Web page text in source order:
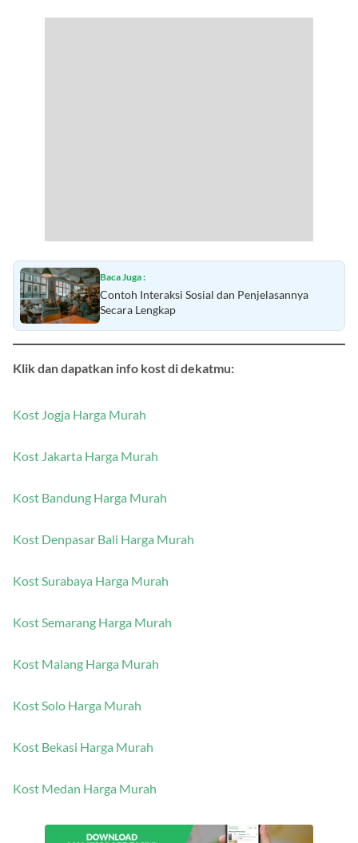
Baca Juga :
Contoh Interaksi Sosial dan Penjelasannya
Secara Lengkap
Klik dan dapatkan info kost di dekatmu:
Kost Jogja Harga Murah
Kost Jakarta Harga Murah
Kost Bandung Harga Murah
Kost Denpasar Bali Harga Murah
Kost Surabaya Harga Murah
Kost Semarang Harga Murah
Kost Malang Harga Murah
Kost Solo Harga Murah
Kost Bekasi Harga Murah
Kost Medan Harga Murah